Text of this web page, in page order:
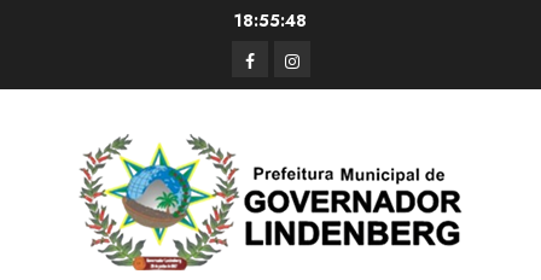
18:55:49
FacerbookInstagram